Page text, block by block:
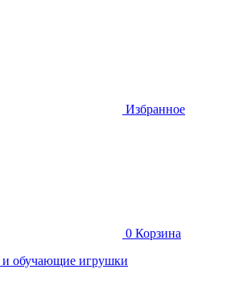
Избранное
0 Корзина
обучающие игрушки